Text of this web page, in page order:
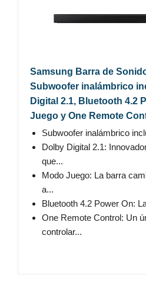
Samsung Barra de
Subwoofer inalámbrico
Digital 2.1, Bluetooth 4.2
Juego y One Remote
Subwoofer inalámbrico
Dolby Digital 2.1:
que...
Modo Juego: La barra
a...
Bluetooth 4.2 Power On:
One Remote Control: Un
controlar...